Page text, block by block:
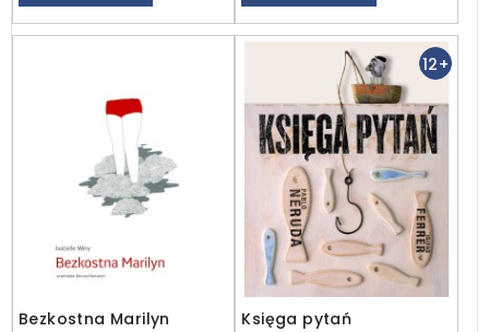
Bezkostna Marilyn
12+
Księga pytań